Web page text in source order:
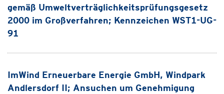
gemäß Umweltverträglichkeitsprüfungsgesetz
2000 im Großverfahren; Kennzeichen WST1-UG-
91
ImWind Erneuerbare Energie GmbH, Windpark
Andlersdorf II; Ansuchen um Genehmigung